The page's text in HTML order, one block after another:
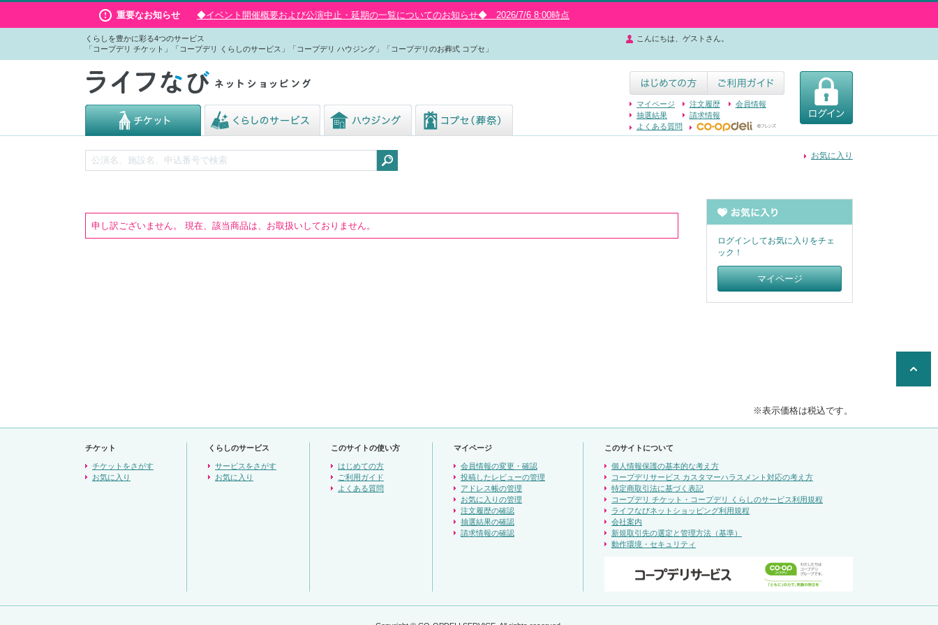
重要なお知らせ ◆イベント開催概要および公演中止・延期の一覧についてのお知らせ◆ 2026/7/6 8:00時点
くらしを豊かに彩る4つのサービス
「コープデリ チケット」「コープデリ くらしのサービス」「コープデリ ハウジング」「コープデリのお葬式 コプセ」
こんにちは、ゲストさん。
マイページ 注文履歴
会員情報
抽選結果
請求情報
よくある質問
お気に入り
申し訳ございません。 現在、該当商品は、お取扱いしておりません。
ログインしてお気に入りをチェ
ック！
マイページ
※表示価格は税込です。
チケット
チケットをさがす
お気に入り
くらしのサービス
サービスをさがす
お気に入り
このサイトの使い方
はじめての方
ご利用ガイド
よくある質問
マイページ
会員情報の変更・確認
投稿したレビューの管理
アドレス帳の管理
お気に入りの管理
注文履歴の確認
抽選結果の確認
請求情報の確認
このサイトについて
個人情報保護の基本的な考え方
コープデリサービス カスタマーハラスメント対応の考え方
特定商取引法に基づく表記
コープデリ チケット・コープデリ くらしのサービス利用規程
ライフなびネットショッピング利用規程
会社案内
新規取引先の選定と管理方法（基準）
動作環境・セキュリティ